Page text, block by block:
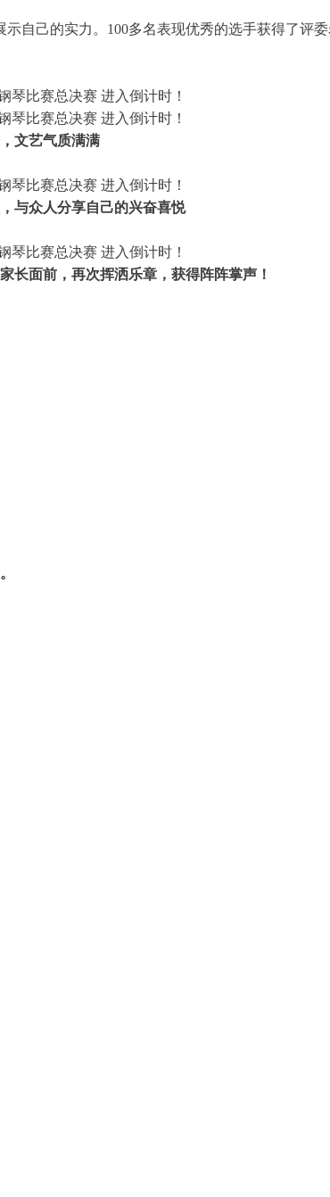
自己的实力。100多名表现优秀的选手获得了评
文艺气质满满
与众人分享自己的兴奋喜悦
长面前，再次挥洒乐章，获得阵阵掌声！